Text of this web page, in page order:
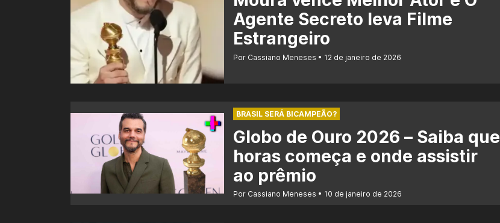
Agente Secreto leva Filme
Estrangeiro
Por Cassiano Meneses 12 de janeiro de 2026
BRASIL SERÁ BICAMPEÃO?
Globo de Ouro 2026 – Saiba que
horas começa e onde assistir
ao prêmio
Por Cassiano Meneses 10 de janeiro de 2026